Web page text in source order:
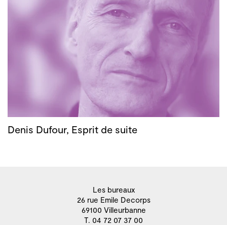
Denis Dufour, Esprit de suite
Les bureaux
26 rue Emile Decorps
69100 Villeurbanne
T. 04 72 07 37 00